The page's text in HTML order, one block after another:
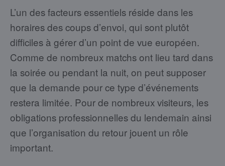
L’un des facteurs essentiels réside dans les
horaires des coups d’envoi, qui sont plutôt
difficiles à gérer d’un point de vue européen.
Comme de nombreux matchs ont lieu tard dans
la soirée ou pendant la nuit, on peut supposer
que la demande pour ce type d’événements
restera limitée. Pour de nombreux visiteurs, les
obligations professionnelles du lendemain ainsi
que l’organisation du retour jouent un rôle
important.